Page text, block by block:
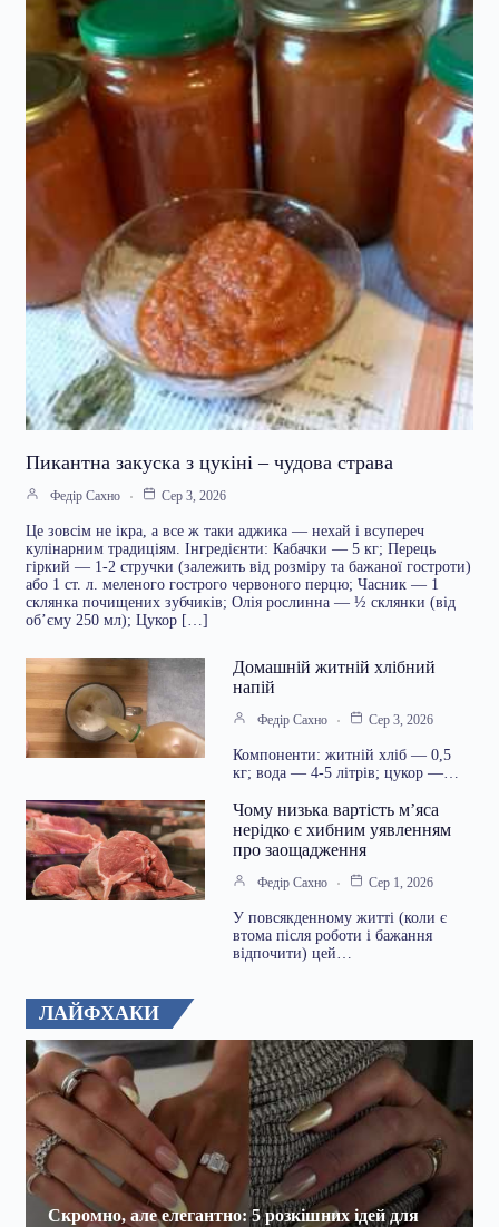
Пикантна закуска з цукіні – чудова страва
Федір Сахно Сер 3, 2026
Це зовсім не ікра, а все ж таки аджика — нехай і всупереч
кулінарним традиціям. Інгредієнти: Кабачки — 5 кг; Перець
гіркий — 1-2 стручки (залежить від розміру та бажаної гостроти)
або 1 ст. л. меленого гострого червоного перцю; Часник — 1
склянка почищених зубчиків; Олія рослинна — ½ склянки (від
об’єму 250 мл); Цукор […]
Домашній житній хлібний
напій
Федір Сахно Сер 3, 2026
Компоненти: житній хліб — 0,5
кг; вода — 4-5 літрів; цукор —…
Чому низька вартість м’яса
нерідко є хибним уявленням
про заощадження
Федір Сахно Сер 1, 2026
У повсякденному житті (коли є
втома після роботи і бажання
відпочити) цей…
ЛАЙФХАКИ
Скромно, але елегантно: 5 розкішних ідей для